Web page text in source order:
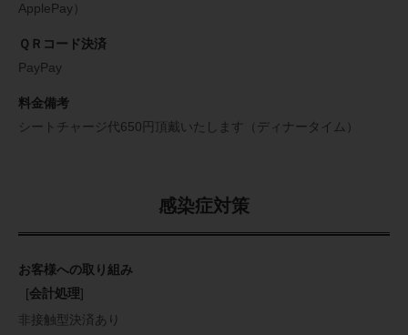
ApplePay）
ＱＲコード決済
PayPay
料金備考
シートチャージ代650円頂戴いたします（ディナータイム）
感染症対策
お客様への取り組み
[会計処理]
非接触型決済あり